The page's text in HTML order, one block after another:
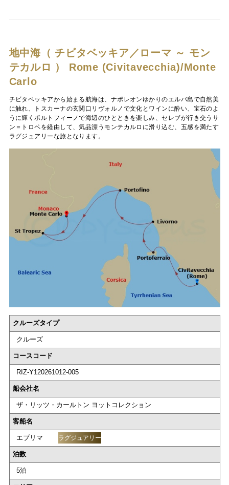
地中海（ チビタベッキア／ローマ ～ モン
テカルロ ） Rome (Civitavecchia)/Monte
Carlo
チビタベッキアから始まる航海は、ナポレオンゆかりのエルバ島で自然美
に触れ、トスカーナの玄関口リヴォルノで文化とワインに酔い、宝石のよ
うに輝くポルトフィーノで海辺のひとときを楽しみ、セレブが行き交うサ
ン＝トロペを経由して、気品漂うモンテカルロに滑り込む、五感を満たす
ラグジュアリーな旅となります。
クルーズタイプ
クルーズ
コースコード
RIZ-Y120261012-005
船会社名
ザ・リッツ・カールトン ヨットコレクション
客船名
エブリマ ラグジュアリー
泊数
5泊